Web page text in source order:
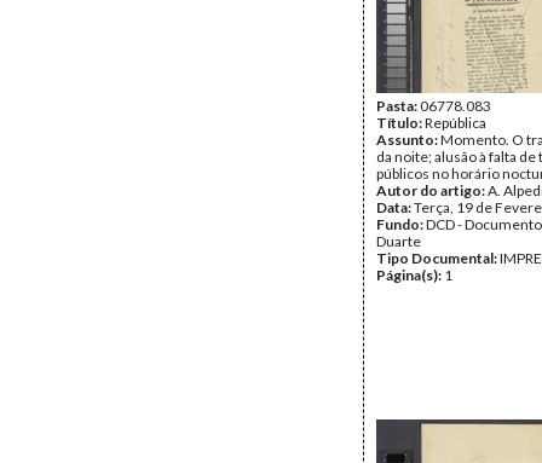
Pasta:06778.083
Título:República
Assunto:Momento. O
da noite; alusão à falta
públicos no horário
Autor do artigo:A.
Data:Terça, 19 de
Fundo:DCD -
Duarte
Tipo Documental:
Página(s): 1